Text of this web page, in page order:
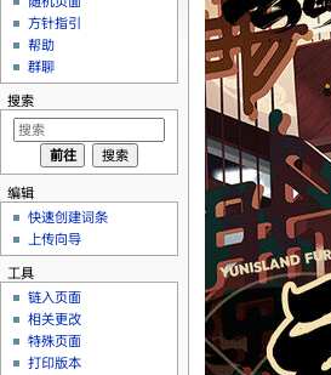
方针指引
帮助
群聊
搜索
编辑
快速创建词条
上传向导
工具
链入页面
相关更改
特殊页面
打印版本